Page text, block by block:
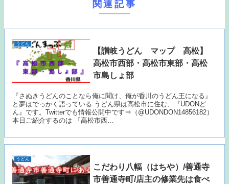
関連記事
うどん
【讃岐うどん マップ 高松】
高松市西部・高松市東部・高松
市島しょ部
『さぬきうどんのことなら俺に聞け、俺が香川のうどん王になる』
と夢はでっかく語っている うどん県は高松市に住む、『UDONど
ん』です。Twitterでも情報公開中です⇒（@UDONDON14856182）
本日ご紹介するのは 『高松市西…
うどん
こだわり八輻（はちや）/善通寺
市善通寺町/店主の修業先は食べ